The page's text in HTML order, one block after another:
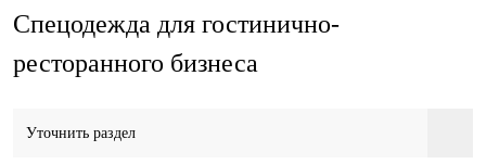
Спецодежда для гостинично-
ресторанного бизнеса
Уточнить раздел